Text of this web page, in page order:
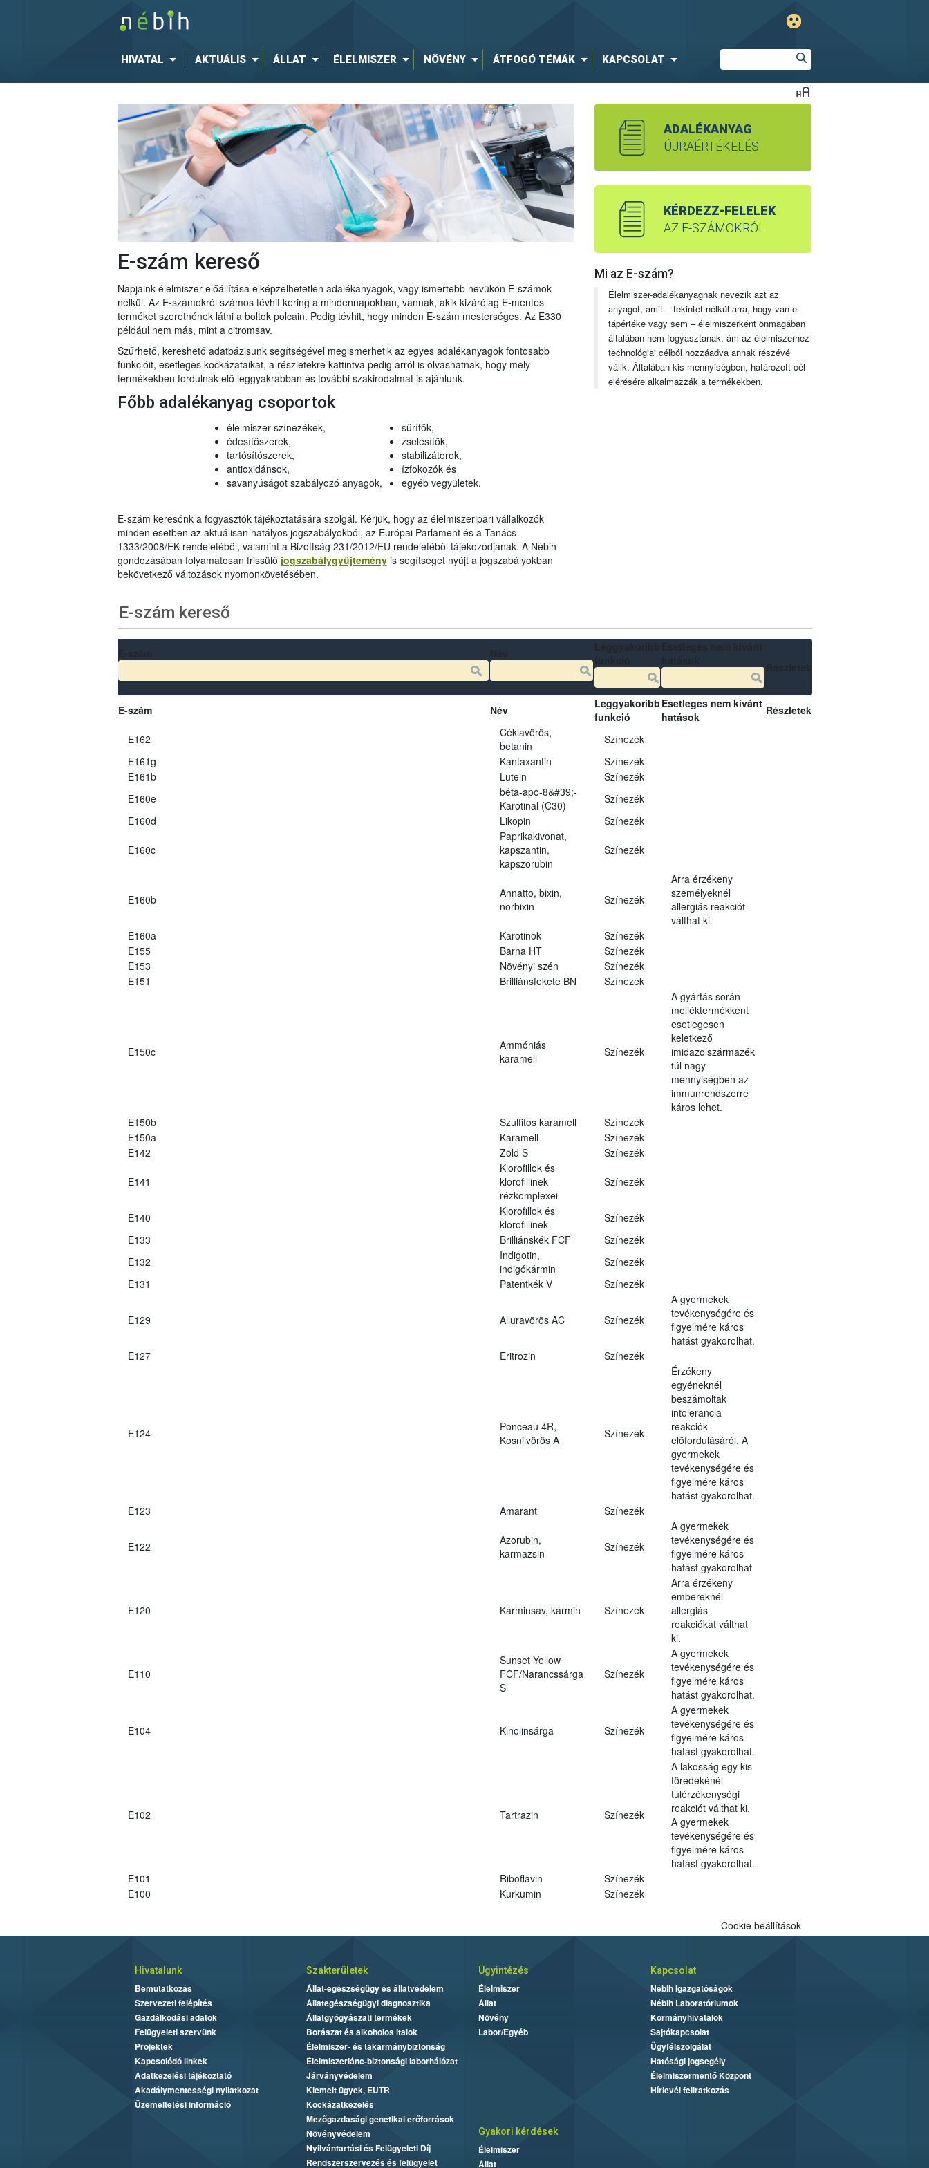
HIVATAL AKTUÁLIS ÁLLAT ÉLELMISZER NÖVÉNY ÁTFOGÓ TÉMÁK KAPCSOLAT
E-szám kereső
Napjaink élelmiszer-előállítása elképzelhetetlen adalékanyagok, vagy ismertebb nevükön E-számok
nélkül. Az E-számokról számos tévhit kering a mindennapokban, vannak, akik kizárólag E-mentes
terméket szeretnének látni a boltok polcain. Pedig tévhit, hogy minden E-szám mesterséges. Az E330
például nem más, mint a citromsav.
Szűrhető, kereshető adatbázisunk segítségével megismerhetik az egyes adalékanyagok fontosabb
funkcióit, esetleges kockázataikat, a részletekre kattintva pedig arról is olvashatnak, hogy mely
termékekben fordulnak elő leggyakrabban és további szakirodalmat is ajánlunk.
Főbb adalékanyag csoportok
élelmiszer-színezékek,
édesítőszerek,
tartósítószerek,
antioxidánsok,
savanyúságot szabályozó anyagok,
sűrítők,
zselésítők,
stabilizátorok,
ízfokozók és
egyéb vegyületek.
E-szám keresőnk a fogyasztók tájékoztatására szolgál. Kérjük, hogy az élelmiszeripari vállalkozók
minden esetben az aktuálisan hatályos jogszabályokból, az Európai Parlament és a Tanács
1333/2008/EK rendeletéből, valamint a Bizottság 231/2012/EU rendeletéből tájékozódjanak. A Nébih
gondozásában folyamatosan frissülő jogszabálygyűjteményis segítséget nyújt a jogszabályokban
bekövetkező változások nyomonkövetésében.
ADALÉKANYAG
ÚJRAÉRTÉKELÉS
KÉRDEZZ-FELELEK
AZ E-SZÁMOKRÓL
Mi az E-szám?
Élelmiszer-adalékanyagnak nevezik azt az
anyagot, amit – tekintet nélkül arra, hogy van-e
tápértéke vagy sem – élelmiszerként önmagában
általában nem fogyasztanak, ám az élelmiszerhez
technológiai célból hozzáadva annak részévé
válik. Általában kis mennyiségben, határozott cél
elérésére alkalmazzák a termékekben.
E-szám kereső
E-szám Név
Leggyakoribb
funkció
Esetleges nem kívánt
hatások
Részletek
E162
Céklavörös,
betanin
Színezék
E161g
Kantaxantin
Színezék
E161b
Lutein
Színezék
E160e
béta-apo-8&#39;-
Karotinal (C30)
Színezék
E160d
Likopin Színezék
E160c
Paprikakivonat,
kapszantin,
kapszorubin
Színezék
E160b
Annatto, bixin,
norbixin
Színezék
Arra érzékeny
személyeknél
allergiás reakciót
válthat ki.
E160a
Karotinok
Színezék
E155
Barna HT
Színezék
E153
Növényi szén
Színezék
E151
Brilliánsfekete BN Színezék
E150c
Ammóniás
karamell
Színezék
A gyártás során
melléktermékként
esetlegesen
keletkező
imidazolszármazék
túl nagy
mennyiségben az
immunrendszerre
káros lehet.
E150b
Szulfitos karamell
Színezék
E150a
Karamell
Színezék
E142
Zöld S Színezék
E141
Klorofillok és
klorofillinek
rézkomplexei
Színezék
E140
Klorofillok és
klorofillinek
Színezék
E133
Brilliánskék FCF
Színezék
E132
Indigotin,
indigókármin
Színezék
E131
Patentkék V Színezék
E129 Alluravörös AC Színezék
A gyermekek
tevékenységére és
figyelmére káros
hatást gyakorolhat.
E127
Eritrozin Színezék
E124
Ponceau 4R,
Kosnilvörös A
Színezék
Érzékeny
egyéneknél
beszámoltak
intolerancia
reakciók
előfordulásáról. A
gyermekek
tevékenységére és
figyelmére káros
hatást gyakorolhat.
E123
Amarant Színezék
E122
Azorubin,
karmazsin
Színezék
A gyermekek
tevékenységére és
figyelmére káros
hatást gyakorolhat
E120 Kárminsav, kármin Színezék
Arra érzékeny
embereknél
allergiás
reakciókat válthat
ki.
E110
Sunset Yellow
FCF/Narancssárga
S
Színezék
A gyermekek
tevékenységére és
figyelmére káros
hatást gyakorolhat.
E104 Kinolinsárga Színezék
A gyermekek
tevékenységére és
figyelmére káros
hatást gyakorolhat.
E102 Tartrazin Színezék
A lakosság egy kis
töredékénél
túlérzékenységi
reakciót válthat ki.
A gyermekek
tevékenységére és
figyelmére káros
hatást gyakorolhat.
E101
Riboflavin
Színezék
E100
Kurkumin Színezék
Cookie beállítások
Hivatalunk
Bemutatkozás
Szervezeti felépítés
Gazdálkodási adatok
Felügyeleti szervünk
Projektek
Kapcsolódó linkek
Adatkezelési tájékoztató
Akadálymentességi nyilatkozat
Üzemeltetési információ
Szakterületek
Állat-egészségügy és állatvédelem
Állategészségügyi diagnosztika
Állatgyógyászati termékek
Borászat és alkoholos italok
Élelmiszer- és takarmánybiztonság
Élelmiszerlánc-biztonsági laborhálózat
Járványvédelem
Kiemelt ügyek, EUTR
Kockázatkezelés
Mezőgazdasági genetikai erőforrások
Növényvédelem
Nyilvántartási és Felügyeleti Díj
Rendszerszervezés és felügyelet
Ügyintézés
Élelmiszer
Állat
Növény
Labor/Egyéb
Kapcsolat
Nébih Igazgatóságok
Nébih Laboratóriumok
Kormányhivatalok
Sajtókapcsolat
Ügyfélszolgálat
Hatósági jogsegély
Élelmiszermentő Központ
Hírlevél feliratkozás
Gyakori kérdések
Élelmiszer
Állat